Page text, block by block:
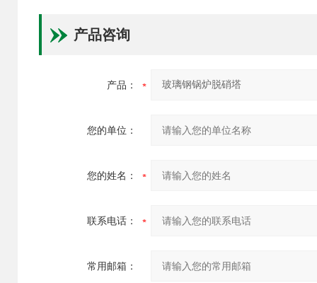
产品咨询
产品：
您的单位：
您的姓名：
联系电话：
常用邮箱：